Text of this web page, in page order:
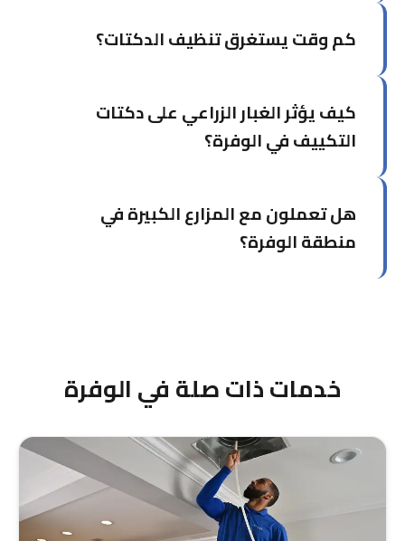
وكفاءة التبريد بشكل ملحوظ وقد تُخفض فاتورة
كم وقت يستغرق تنظيف الدكتات؟
4 ساعات، بينما المباني الكبيرة تحتاج يوماً كاملاً أو
أكثر.
كيف يؤثر الغبار الزراعي على دكتات
التكييف في الوفرة؟
انسداداً سريعاً. نوصي بتنظيف دوري كل 3 أشهر في
مزارع الوفرة لمنع الأعطال والحفاظ على الأداء.
هل تعملون مع المزارع الكبيرة في
منطقة الوفرة؟
خدمات ذات صلة في الوفرة